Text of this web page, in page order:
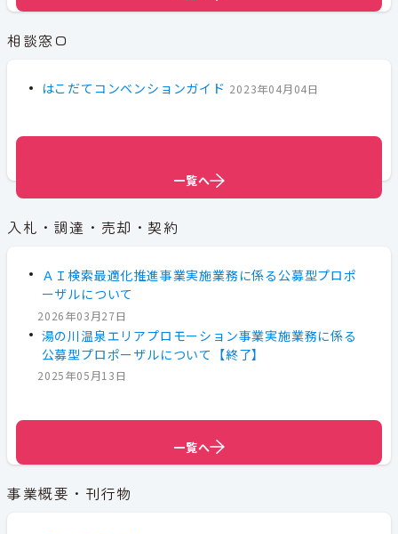
相談窓口
はこだてコンベンションガイド 2023年04月04日
一覧へ
一覧へ
入札・調達・売却・契約
ＡＩ検索最適化推進事業実施業務に係る公募型プロポ
ーザルについて
2026年03月27日
湯の川温泉エリアプロモーション事業実施業務に係る
公募型プロポーザルについて【終了】
2025年05月13日
一覧へ
一覧へ
事業概要・刊行物